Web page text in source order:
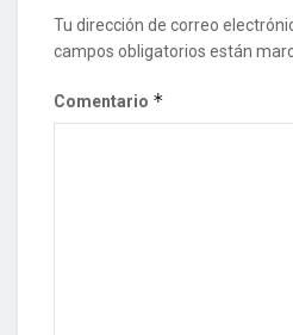
Tu dirección de correo
campos obligatorios están
Comentario *